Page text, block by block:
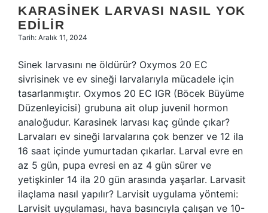
KARASINEK LARVASI NASIL YOK
EDILIR
Tarih: Aralık 11, 2024
Sinek larvasını ne öldürür? Oxymos 20 EC
sivrisinek ve ev sineği larvalarıyla mücadele için
tasarlanmıştır. Oxymos 20 EC IGR (Böcek Büyüme
Düzenleyicisi) grubuna ait olup juvenil hormon
analoğudur. Karasinek larvası kaç günde çıkar?
Larvaları ev sineği larvalarına çok benzer ve 12 ila
16 saat içinde yumurtadan çıkarlar. Larval evre en
az 5 gün, pupa evresi en az 4 gün sürer ve
yetişkinler 14 ila 20 gün arasında yaşarlar. Larvasit
ilaçlama nasıl yapılır? Larvisit uygulama yöntemi:
Larvisit uygulaması, hava basıncıyla çalışan ve 10-